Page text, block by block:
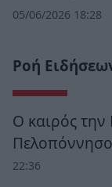
05/06/2026 18:28
Ροή
Ο καιρός
Πελοπόννησο
22:36